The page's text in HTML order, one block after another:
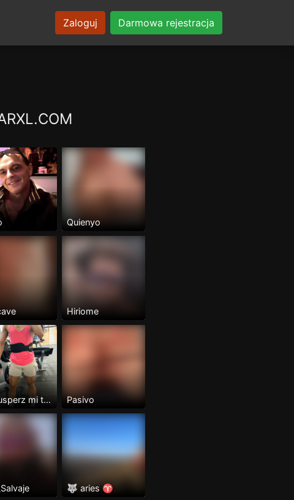
Zaloguj Darmowa rejestracja
Quienyo
Hiriome
@jesusperz mi telegram Pasivo
🐺 aries ♈️